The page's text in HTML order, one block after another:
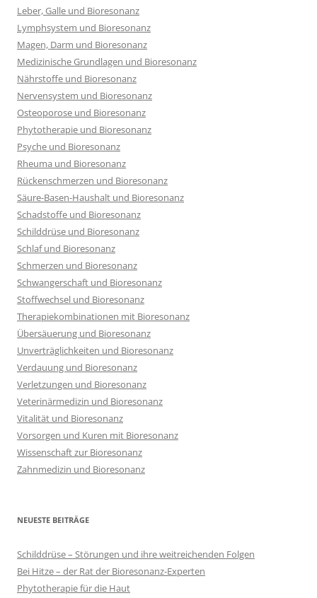
Leber, Galle und Bioresonanz
Lymphsystem und Bioresonanz
Magen, Darm und Bioresonanz
Medizinische Grundlagen und Bioresonanz
Nährstoffe und Bioresonanz
Nervensystem und Bioresonanz
Osteoporose und Bioresonanz
Phytotherapie und Bioresonanz
Psyche und Bioresonanz
Rheuma und Bioresonanz
Rückenschmerzen und Bioresonanz
Säure-Basen-Haushalt und Bioresonanz
Schadstoffe und Bioresonanz
Schilddrüse und Bioresonanz
Schlaf und Bioresonanz
Schmerzen und Bioresonanz
Schwangerschaft und Bioresonanz
Stoffwechsel und Bioresonanz
Therapiekombinationen mit Bioresonanz
Übersäuerung und Bioresonanz
Unverträglichkeiten und Bioresonanz
Verdauung und Bioresonanz
Verletzungen und Bioresonanz
Veterinärmedizin und Bioresonanz
Vitalität und Bioresonanz
Vorsorgen und Kuren mit Bioresonanz
Wissenschaft zur Bioresonanz
Zahnmedizin und Bioresonanz
NEUESTE BEITRÄGE
Schilddrüse – Störungen und ihre weitreichenden Folgen
Bei Hitze – der Rat der Bioresonanz-Experten
Phytotherapie für die Haut